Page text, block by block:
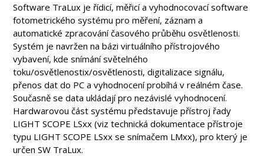
Software TraLux je řídicí, měřicí a vyhodnocovací software
fotometrického systému pro měření, záznam a
automatické zpracování časového průběhu osvětlenosti.
Systém je navržen na bázi virtuálního přístrojového
vybavení, kde snímání světelného
toku/osvětlenostix/osvětlenosti, digitalizace signálu,
přenos dat do PC a vyhodnocení probíhá v reálném čase.
Současně se data ukládají pro nezávislé vyhodnocení.
Hardwarovou část systému představuje přístroj řady
LIGHT SCOPE LSxx (viz technická dokumentace přístroje
typu LIGHT SCOPE LSxx se snímačem LMxx), pro který je
určen SW TraLux.